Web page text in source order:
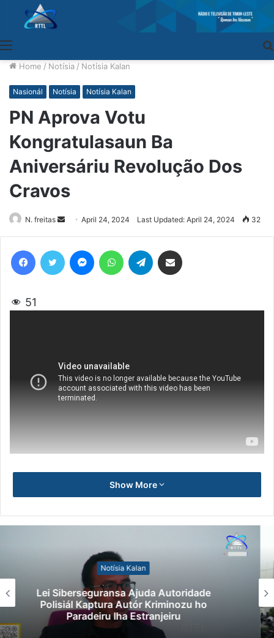
Home / Notísia / Notísia Kalan
Nasionál Notísia Notísia Kalan
PN Aprova Votu
Kongratulasaun Ba
Aniversáriu Revolução Dos
Cravos
N. freitas
Send
an
email
April 24, 2024 Last Updated: April 24, 2024 32
51
Show More
Notísia Kalan
Kazu Transferénsia Osan Millaun 42 Husi
Singapura, Advogadu Sei Halo Rekursu